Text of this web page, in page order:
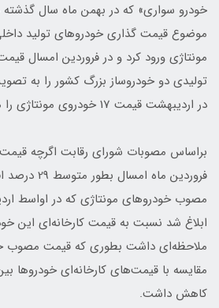
خودرو سواری» که در بهمن ماه سال گذشته
موضوع قیمت گذاری خودروهای تولید
مونتاژی ورود کرد و در فروردین امسال
تولیدی دو خودروساز بزرگ کشور را به
در اردیبهشت قیمت 17 خودروی مونتاژی را مصوب و اعلام کرد.
براساس مصوبات شورای رقابت اگرچه
فروردین ماه
مصوب خودروهای مونتاژی که در اواسط
ابلاغ شد نسبت به قیمت کارخانه‌ای این
ملاحظه‌ای داشت بطوری که قیمت مصوب
کاهش داشت.